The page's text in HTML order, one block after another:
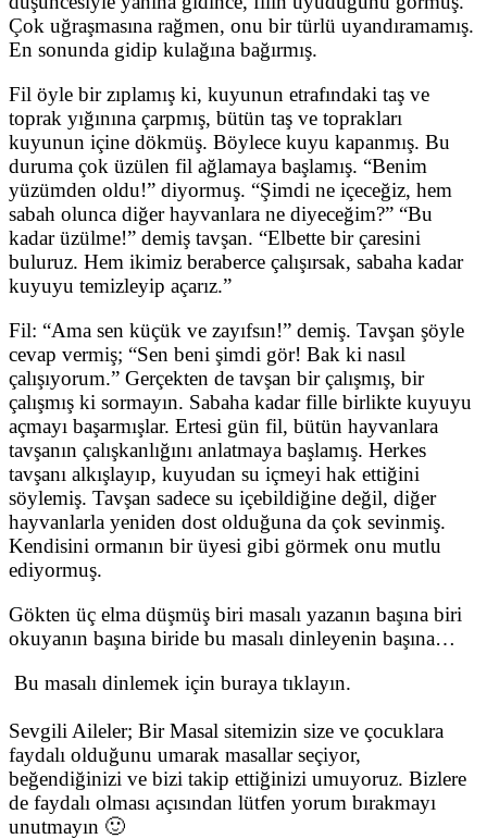
Çok uğraşmasına rağmen, onu bir türlü uyandıramamış.
En sonunda gidip kulağına bağırmış.
Fil öyle bir zıplamış ki, kuyunun etrafındaki taş ve
toprak yığınına çarpmış, bütün taş ve toprakları
kuyunun içine dökmüş. Böylece kuyu kapanmış. Bu
duruma çok üzülen fil ağlamaya başlamış. “Benim
yüzümden oldu!” diyormuş. “Şimdi ne içeceğiz, hem
sabah olunca diğer hayvanlara ne diyeceğim?” “Bu
kadar üzülme!” demiş tavşan. “Elbette bir çaresini
buluruz. Hem ikimiz beraberce çalışırsak, sabaha kadar
kuyuyu temizleyip açarız.”
Fil: “Ama sen küçük ve zayıfsın!” demiş. Tavşan şöyle
cevap vermiş; “Sen beni şimdi gör! Bak ki nasıl
çalışıyorum.” Gerçekten de tavşan bir çalışmış, bir
çalışmış ki sormayın. Sabaha kadar fille birlikte kuyuyu
açmayı başarmışlar. Ertesi gün fil, bütün hayvanlara
tavşanın çalışkanlığını anlatmaya başlamış. Herkes
tavşanı alkışlayıp, kuyudan su içmeyi hak ettiğini
söylemiş. Tavşan sadece su içebildiğine değil, diğer
hayvanlarla yeniden dost olduğuna da çok sevinmiş.
Kendisini ormanın bir üyesi gibi görmek onu mutlu
ediyormuş.
Gökten üç elma düşmüş biri masalı yazanın başına biri
okuyanın başına biride bu masalı dinleyenin başına…
Bu masalı dinlemek için buraya tıklayın.
Sevgili Aileler; Bir Masal sitemizin size ve çocuklara
faydalı olduğunu umarak masallar seçiyor,
beğendiğinizi ve bizi takip ettiğinizi umuyoruz. Bizlere
de faydalı olması açısından lütfen yorum bırakmayı
unutmayın 🙂